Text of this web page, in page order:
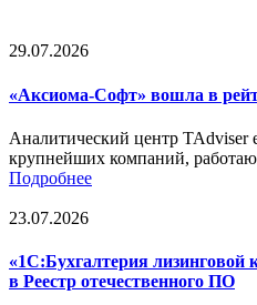
29.07.2026
«Аксиома-Софт» вошла в
Аналитический центр TAdviser
крупнейших компаний,
Подробнее
23.07.2026
«1С:Бухгалтерия
в Реестр отечественного ПО